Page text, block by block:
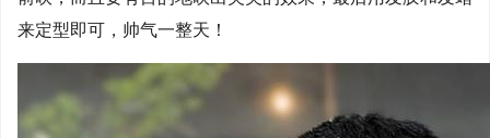
来定型即可，帅气一整天！